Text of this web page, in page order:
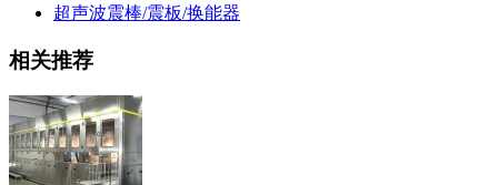
超声波震棒/震板/换能器
相关推荐